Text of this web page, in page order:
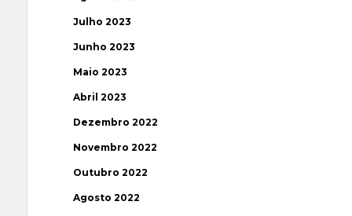
Julho 2023
Junho 2023
Maio 2023
Abril 2023
Dezembro 2022
Novembro 2022
Outubro 2022
Agosto 2022